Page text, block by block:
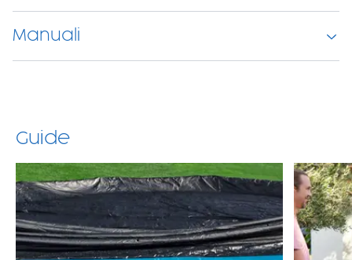
Manuali
Guide